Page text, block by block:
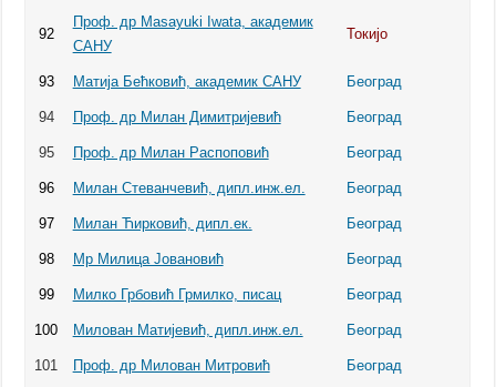
92
Проф. др Masayuki Iwata, академик
САНУ
Токијо
93 Матија Бећковић, академик САНУ Београд
94 Проф. др Милан Димитријевић Београд
95 Проф. др Милан Распоповић Београд
96 Милан Стеванчевић, дипл.инж.ел. Београд
97 Милан Ћирковић, дипл.ек. Београд
98 Мр Милица Јовановић Београд
99 Милко Грбовић Грмилко, писац Београд
100 Милован Матијевић, дипл.инж.ел. Београд
101 Проф. др Милован Митровић Београд